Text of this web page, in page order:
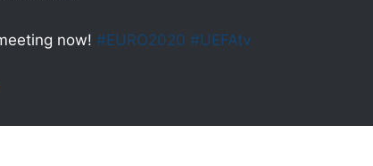
now! #EURO2020 #UEFAtv